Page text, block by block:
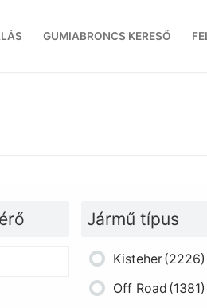
GUMIABRONCS KERESŐ
Jármű típus
Kisteher(2226)
Off Road (1381)